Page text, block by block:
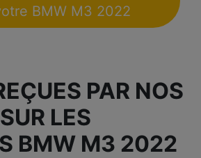
BMW M3 2022
PAR NOS
LES
BMW M3 2022